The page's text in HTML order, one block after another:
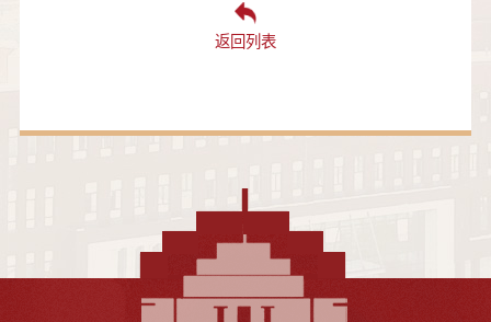
返回列表